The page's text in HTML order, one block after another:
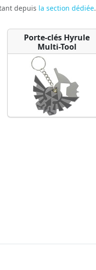
depuis la section dédiée.
Porte-clés Hyrule
Multi-Tool